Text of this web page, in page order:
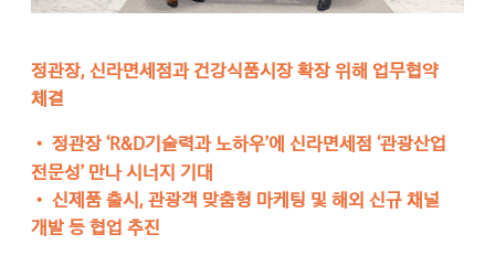
정관장, 신라면세점과 건강식품시장 확장 위해 업무협약
체결
• 정관장 ‘R&D기술력과 노하우’에 신라면세점 ‘관광산업
전문성’ 만나 시너지 기대
• 신제품 출시, 관광객 맞춤형 마케팅 및 해외 신규 채널
개발 등 협업 추진